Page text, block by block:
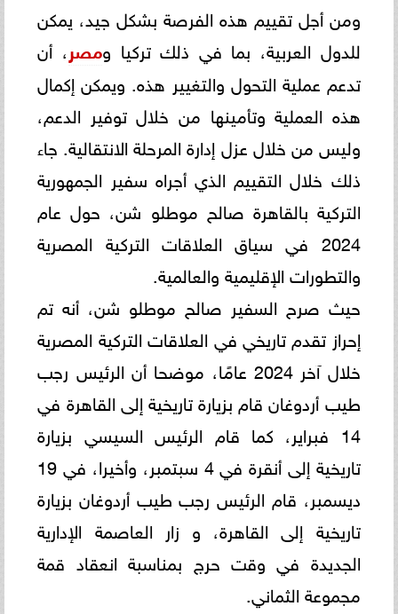
ومن أجل تقييم هذه الفرصة بشكل جيد، يمكن
للدول العربية، بما في ذلك تركيا ومصر، أن
تدعم عملية التحول والتغيير هذه. ‏ويمكن إكمال
هذه العملية وتأمينها من خلال توفير الدعم،
وليس من خلال عزل إدارة المرحلة الانتقالية. جاء
ذلك خلال التقييم ‏الذي أجراه سفير الجمهورية
التركية بالقاهرة صالح موطلو شن، حول عام
2024 في سياق العلاقات التركية المصرية
‏والتطورات الإقليمية والعالمية. ‏
حيث صرح السفير صالح موطلو شن، أنه تم
إحراز تقدم تاريخي في العلاقات التركية المصرية
خلال آخر 2024 عامًا، ‏موضحا أن الرئيس رجب
طيب أردوغان قام بزيارة تاريخية إلى القاهرة في
14 فبراير، كما قام الرئيس السيسي بزيارة
‏تاريخية إلى أنقرة في 4 سبتمبر، وأخيرا، في 19
ديسمبر، قام الرئيس رجب طيب أردوغان بزيارة
تاريخية إلى القاهرة، و زار ‏العاصمة الإدارية
الجديدة في وقت حرج بمناسبة انعقاد قمة
مجموعة الثماني.‏